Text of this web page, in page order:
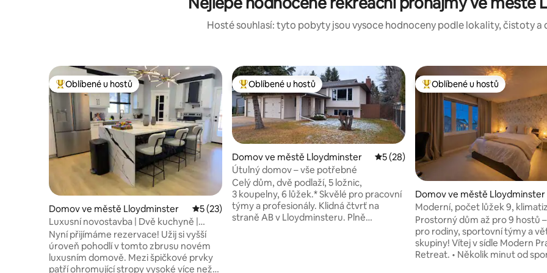
Hosté souhlasí: tyto pobyty jsou vysoce hodnoceny podle lokality, čistoty a
Nejlepší v kategorii Oblíbené u hostů
Oblíbené u hostů
Domov ve městě Lloydminster Průměrné hodnocení 5 z 5, 23 hodnocení
5 (23)
Luxusní novostavba | Dvě kuchyně |
5 ložnic | Garáž
Nyní přijímáme rezervace! Užij si vyšší
úroveň pohodlí v tomto zbrusu novém
luxusním domově. Mezi špičkové prvky
patří ohromující stropy vysoké více než
Nejlepší v kategorii Oblíbené u hostů
Oblíbené u hostů
Domov ve městě Lloydminster Průměrné hodnocení 5 z 5, 28 hodnocení
5 (28)
Útulný domov – vše potřebné
Celý dům, dvě podlaží, 5 ložnic,
3 koupelny, 6 lůžek.* Skvělé pro pracovní
týmy a profesionály. Klidná čtvrť na
straně AB v Lloydminsteru. Plně
Nejlepší v kategorii Oblíbené u
Oblíbené u hostů
Domov ve městě Lloydminster
Moderní, počet lůžek 9,
vhodné pro rodiny / domácí
dvorek
Prostorný dům až pro 9 hostů
pro rodiny, sportovní týmy a
skupiny! Vítej v sídle Modern Prairie
Retreat. • Několik minut od sportovního